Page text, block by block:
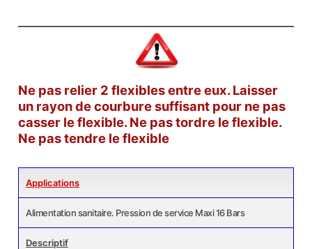
Ne pas relier 2 flexibles entre eux. Laisser
un rayon de courbure suffisant pour ne pas
casser le flexible. Ne pas tordre le flexible.
Ne pas tendre le flexible
Applications
Alimentation sanitaire. Pression de service Maxi 16 Bars
Descriptif